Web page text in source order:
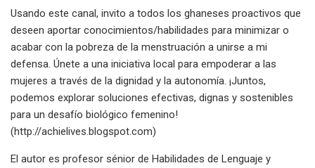
Usando este canal, invito a todos los ghaneses proactivos que
deseen aportar conocimientos/habilidades para minimizar o
acabar con la pobreza de la menstruación a unirse a mi
defensa. Únete a una iniciativa local para empoderar a las
mujeres a través de la dignidad y la autonomía. ¡Juntos,
podemos explorar soluciones efectivas, dignas y sostenibles
para un desafío biológico femenino!
(http://achielives.blogspot.com)
El autor es profesor sénior de Habilidades de Lenguaje y